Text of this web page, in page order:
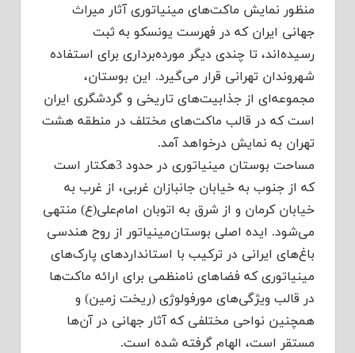
منظور نمایش ماکت‌های مینیاتوری آثار میراث
جهانی ایران که در فهرست یونسکو به ثبت
رسیده‌اند، تا چندی دیگر مورده‌برداری برای استفاده
شهروندان تهرانی قرار می‌گیرد. این بوستان،
مجموعه‌ای از جذابیت‌های تاریخی و گردشگری ایران
است که در قالب ماکت‌های مختلف در منطقه هشت
تهران به نمایش درخواهد آمد.
مساحت بوستان مینیاتوری در حدود 3هکتار است
که از جنوب به خیابان جانبازان غربی، از غرب به
خیابان کرمان و از شرق به اتوبان امام‌علی(ع) منتهی
می‌شود. ایده اصلی بوستان‌مینیاتور از روح هندسی
باغ‌های ایرانی در ترکیب با استانداردهای پارک‌های
مینیاتوری که فضاهای نامنظمی برای ارائه ماکت‌ها
در قالب ویژگی‌های مورفولوژی (ریخت زمین) و
همچنین نواحی مختلفی که آثار جهانی در آن‌ها
مستقر است، الهام گرفته شده است.